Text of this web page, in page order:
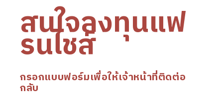
สนใจลงทุนแฟ
รนไชส์
กรอกแบบฟอร์มเพื่อให้เจ้าหน้าที่ติดต่อ
กลับ